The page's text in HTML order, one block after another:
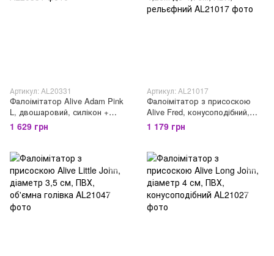
Артикул: AL20331
Фалоімітатор Alive Adam Pink
L, двошаровий, силікон +
Silexpan, діаметр 4 см
1 629 грн
Артикул: AL21017
Фалоімітатор з присоскою
Alive Fred, конусоподібний,
діаметр від 4,2см до 4,7см,
ПВХ, рельєфний
1 179 грн